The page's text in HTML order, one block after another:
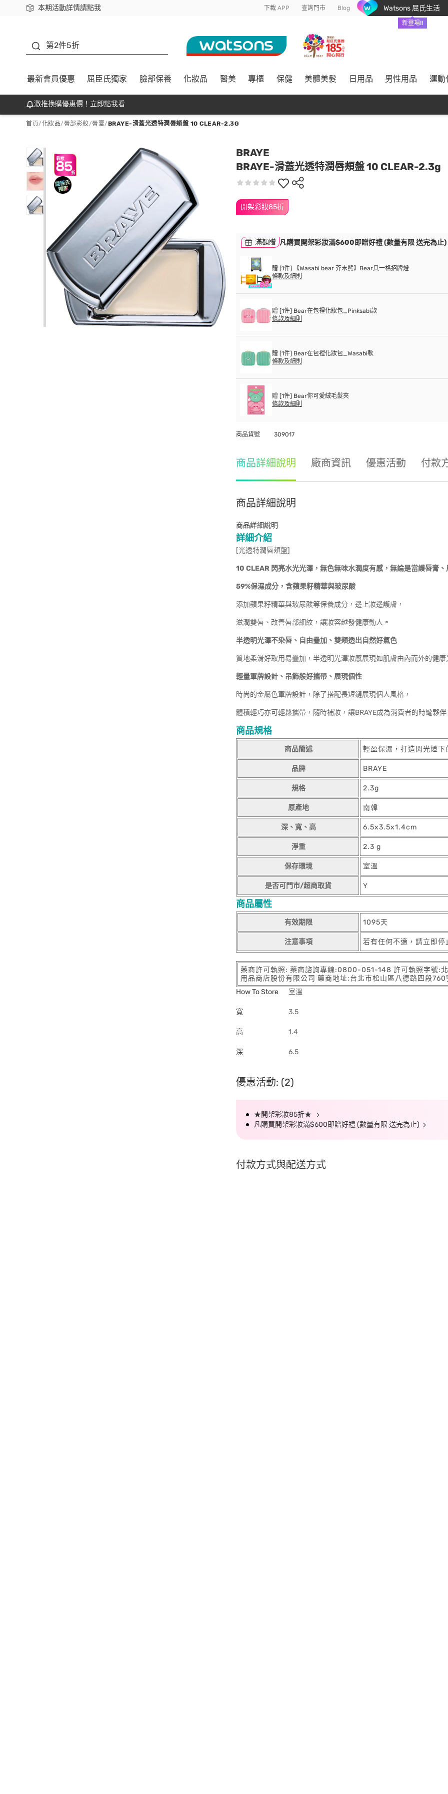
本期活動詳情請點我
下載app最高回饋$350 下載 APP 查詢門市 Blog Watsons 屈氏生活
新登場!!
第2件5折
最新會員優惠 屈臣氏獨家 臉部保養 化妝品 醫美 專櫃 保健 美體美髮 日用品 男性用品 運動
激推換購優惠價！立即點我看
首頁/化妝品/唇部彩妝/唇膏/BRAYE-滑蓋光透特潤唇頰盤 10 CLEAR-2.3G
BRAYE
BRAYE-滑蓋光透特潤唇頰盤 10 CLEAR-2.3g
開架彩妝85折
滿額贈 凡購買開架彩妝滿$600即贈好禮 (數量有限 送完為止)
贈 [1件] 【Wasabi bear 芥末熊】Bear具一格招牌燈
條款及細則
贈 [1件] Bear在包裡化妝包_Pinksabi款
條款及細則
贈 [1件] Bear在包裡化妝包_Wasabi款
條款及細則
贈 [1件] Bear你可愛絨毛髮夾
條款及細則
商品貨號 309017
商品詳細說明 廠商資訊 優惠活動 付款
商品詳細說明
商品詳細說明
詳細介紹
[光透特潤唇頰盤]
10 CLEAR 閃亮水光光澤，無色無味水潤度有感，無論是當護唇膏
59%保濕成分，含蘋果籽精華與玻尿酸
添加蘋果籽精華與玻尿酸等保養成分，邊上妝邊護膚，
滋潤雙唇、改善唇部細紋，讓妝容越發健康動人 。
半透明光澤不染唇、自由疊加、雙頰透出自然好氣色
質地柔滑好取用易疊加，半透明光澤妝感展現如肌膚由內而外的健
輕量軍牌設計、吊飾般好攜帶、展現個性
時尚的金屬色軍牌設計，除了搭配長短鏈展現個人風格，
體積輕巧亦可輕鬆攜帶，隨時補妝，讓BRAYE成為消費者的時髦夥伴
商品規格
商品簡述 輕盈保濕，打造閃光燈下
品牌 BRAYE
規格 2.3g
原產地 南韓
深、寬、高 6.5x3.5x1.4cm
淨重 2.3 g
保存環境 室溫
是否可門市/超商取貨 Y
商品屬性
有效期限 1095天
注意事項 若有任何不適，請立即停
藥商許可執照: 藥商諮詢專線:0800-051-148 許可執照字號:
用品商店股份有限公司 藥商地址:台北市松山區八德路四段
How To Store
室溫
寬 3.5
高 1.4
深 6.5
優惠活動: (2)
★開架彩妝85折★
凡購買開架彩妝滿$600即贈好禮 (數量有限 送完為止)
付款方式與配送方式